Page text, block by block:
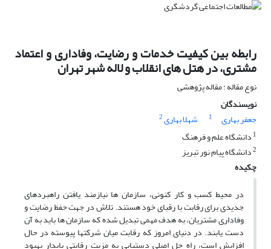
رابطه بین کیفیت خدمات و رضایت، وفاداری و اعتماد
مشتری، در هتل های انقلاب و لاله شهر تهران
نوع مقاله : مقاله پژوهشی
نویسندگان
جعفر بهاری
1 شهلا بهاری2
1 دانشگاه علم و فرهنگ
2دانشگاه پیام نور تبریز
چکیده
در محیط کسب و کار کنونی، سازمان ها نیازمند یافتن راهبردهای
جدیدی برای رقابت با رقبای خود هستند. تلاش در جهت حفظ رضایت و
وفاداری مشتریان، به هدف مهمی تبدیل شده که سازمان ها باید به آن
دست یابند. در دنیای امروز که رقابت میان شرکتها پیوسته در حال
افزایش است، راه حل اصلی دستیابی به مزیت رقابتی پایدار بهبود